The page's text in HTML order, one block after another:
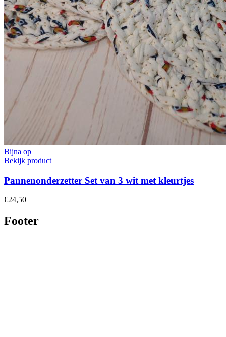
Bijna op
Bekijk product
Pannenonderzetter Set van 3 wit met kleurtjes
€24,50
Footer